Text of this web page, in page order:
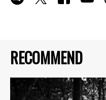
RECOMMEND